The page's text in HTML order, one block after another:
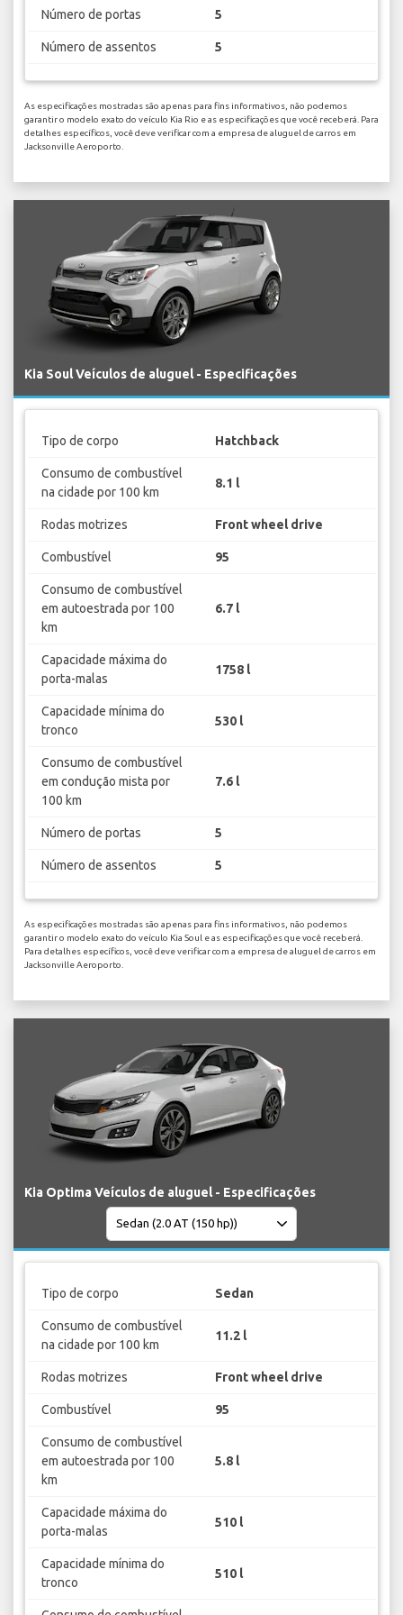
Número de portas 5
Número de assentos 5
As especificações mostradas são apenas para fins informativos, não podemos
garantir o modelo exato do veículo Kia Rio e as especificações que você receberá. Para
detalhes específicos, você deve verificar com a empresa de aluguel de carros em
Jacksonville Aeroporto.
Kia Soul Veículos de aluguel - Especificações
Tipo de corpo Hatchback
Consumo de combustível
na cidade por 100 km
8.1 l
Rodas motrizes Front wheel drive
Combustível 95
Consumo de combustível
em autoestrada por 100
km
6.7 l
Capacidade máxima do
porta-malas
1758 l
Capacidade mínima do
tronco
530 l
Consumo de combustível
em condução mista por
100 km
7.6 l
Número de portas 5
Número de assentos 5
As especificações mostradas são apenas para fins informativos, não podemos
garantir o modelo exato do veículo Kia Soul e as especificações que você receberá.
Para detalhes específicos, você deve verificar com a empresa de aluguel de carros em
Jacksonville Aeroporto.
Kia Optima Veículos de aluguel - Especificações
Tipo de corpo Sedan
Consumo de combustível
na cidade por 100 km
11.2 l
Rodas motrizes Front wheel drive
Combustível 95
Consumo de combustível
em autoestrada por 100
km
5.8 l
Capacidade máxima do
porta-malas
510 l
Capacidade mínima do
tronco
510 l